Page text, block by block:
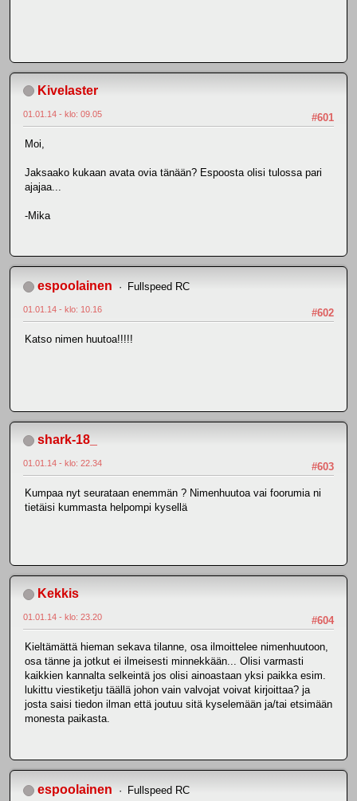
Kivelaster
#601
01.01.14 - klo: 09.05
Moi,
Jaksaako kukaan avata ovia tänään? Espoosta olisi tulossa pari
ajajaa...
-Mika
espoolainen Fullspeed RC
#602
01.01.14 - klo: 10.16
Katso nimen huutoa!!!!!
shark-18_
#603
01.01.14 - klo: 22.34
Kumpaa nyt seurataan enemmän ? Nimenhuutoa vai foorumia ni
tietäisi kummasta helpompi kysellä
Kekkis
#604
01.01.14 - klo: 23.20
Kieltämättä hieman sekava tilanne, osa ilmoittelee nimenhuutoon,
osa tänne ja jotkut ei ilmeisesti minnekkään... Olisi varmasti
kaikkien kannalta selkeintä jos olisi ainoastaan yksi paikka esim.
lukittu viestiketju täällä johon vain valvojat voivat kirjoittaa? ja
josta saisi tiedon ilman että joutuu sitä kyselemään ja/tai etsimään
monesta paikasta.
espoolainen Fullspeed RC